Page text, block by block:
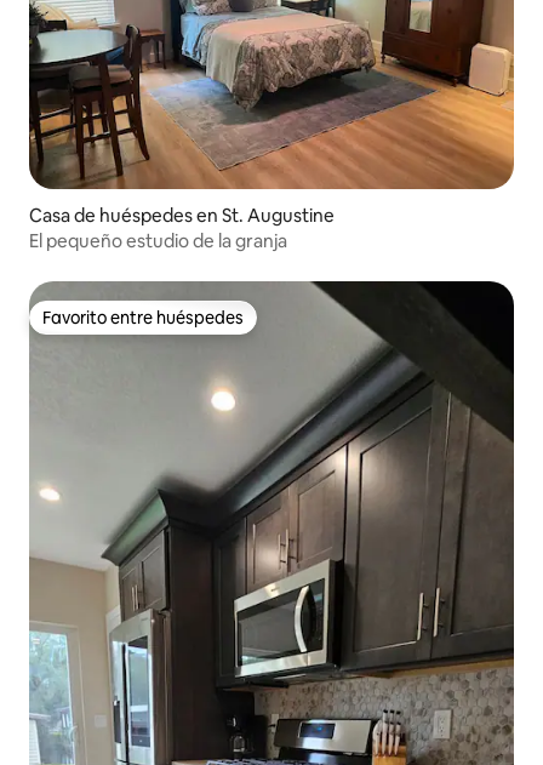
Casa de huéspedes en St. Augustine
El pequeño estudio de la granja
Favorito entre huéspedes
Favorito entre huéspedes